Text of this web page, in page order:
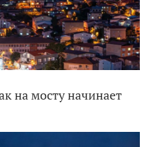
на мосту начинает